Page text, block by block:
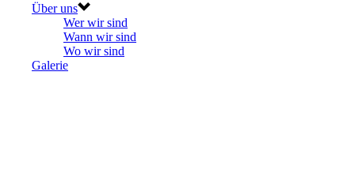
Über uns
Wer wir sind
Wann wir sind
Wo wir sind
Galerie